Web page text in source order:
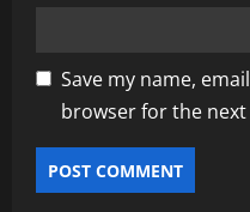
Save my name,
browser for the